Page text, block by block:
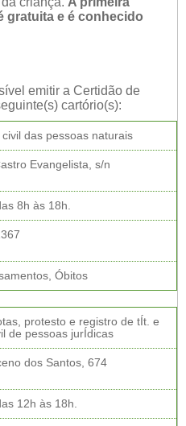
gratuita e é conhecido
emitir a Certidão de
cartório(s):
das pessoas naturais
Evangelista, s/n
8h às 18h.
Óbitos
protesto e registro de tÍt. e
de pessoas jurÍdicas
dos Santos, 674
12h às 18h.